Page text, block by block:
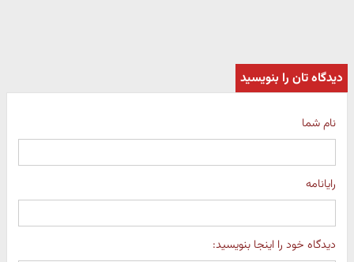
دیدگاه تان را بنویسید
نام شما
رایانامه
دیدگاه خود را اینجا بنویسید: